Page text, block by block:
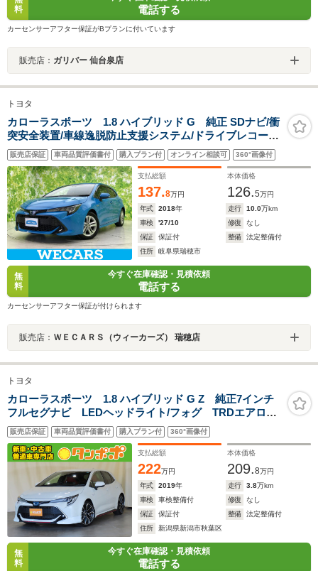
料
電話する
カーセンサーアフター保証がBプランに付いています
販売店： ガリバー 仙台泉店
トヨタ
カローラスポーツ 1.8 ハイブリッド G 純正 SDナビ/衝
突安全装置/車線逸脱防止支援システム/ドライブレコーダ
ー 社外/ヘッドランプ LED/Bluetooth接続/ETC2.0/EBD付
ABS/横滑り防止装置
販売店保証 車両品質評価書付 購入プラン付 オンライン相談可 360°画像付
支払総額
137.8万円
本体価格
126.5万円
年式
2018年 走行 10.0万km
車検
'27/10 修復
なし
保証
保証付 整備
法定整備付
住所
岐阜県瑞穂市
無
料
今すぐ在庫確認・見積依頼
電話する
カーセンサーアフター保証が付けられます
販売店： ＷＥＣＡＲＳ（ウィーカーズ） 瑞穂店
トヨタ
カローラスポーツ 1.8 ハイブリッド G Z 純正7インチ
フルセグナビ LEDヘッドライト/フォグ TRDエアロ
(F/S/R) スマートキー 純正アルミホイール
販売店保証 車両品質評価書付 購入プラン付 360°画像付
支払総額
222万円
本体価格
209.8万円
年式
2019年 走行 3.8万km
車検
車検整備付 修復
なし
保証
保証付 整備
法定整備付
住所
新潟県新潟市秋葉区
無
料
今すぐ在庫確認・見積依頼
電話する